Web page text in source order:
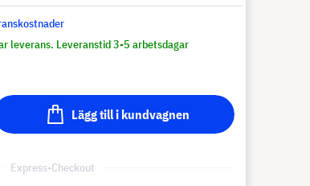
leverans. Leveranstid 3-5 arbetsdagar
Lägg till i kundvagnen
Express-Checkout